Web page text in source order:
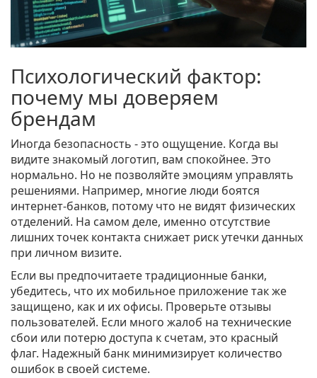
Психологический фактор:
почему мы доверяем
брендам
Иногда безопасность - это ощущение. Когда вы
видите знакомый логотип, вам спокойнее. Это
нормально. Но не позволяйте эмоциям управлять
решениями. Например, многие люди боятся
интернет-банков, потому что не видят физических
отделений. На самом деле, именно отсутствие
лишних точек контакта снижает риск утечки данных
при личном визите.
Если вы предпочитаете традиционные банки,
убедитесь, что их мобильное приложение так же
защищено, как и их офисы. Проверьте отзывы
пользователей. Если много жалоб на технические
сбои или потерю доступа к счетам, это красный
флаг. Надежный банк минимизирует количество
ошибок в своей системе.